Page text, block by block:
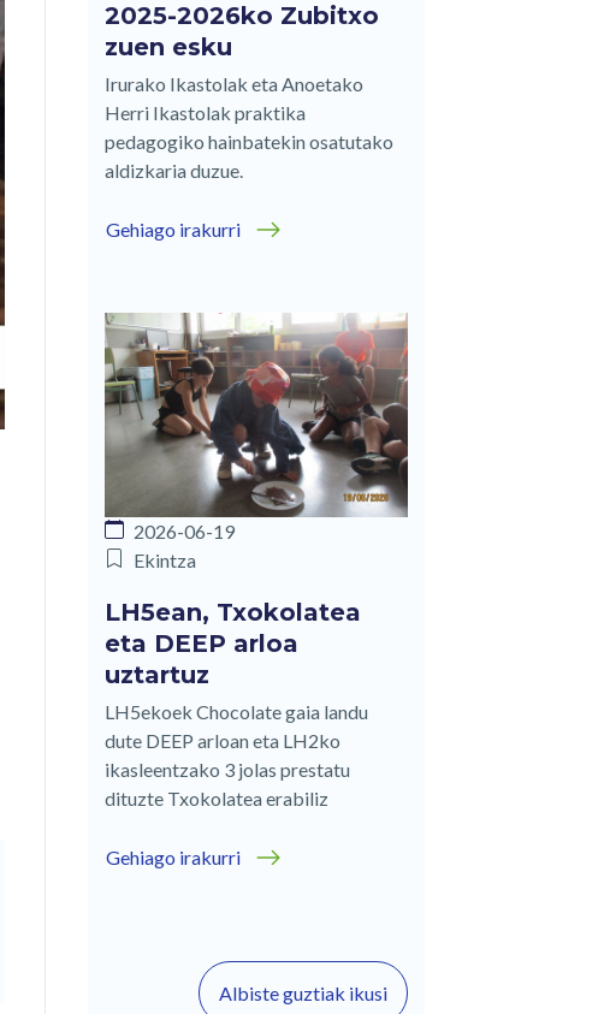
2025-2026ko Zubitxo
zuen esku
Irurako Ikastolak eta Anoetako
Herri Ikastolak praktika
pedagogiko hainbatekin osatutako
aldizkaria duzue.
Gehiago irakurri
2026-06-19
Ekintza
LH5ean, Txokolatea
eta DEEP arloa
uztartuz
LH5ekoek Chocolate gaia landu
dute DEEP arloan eta LH2ko
ikasleentzako 3 jolas prestatu
dituzte Txokolatea erabiliz
Gehiago irakurri
Albiste guztiak ikusi